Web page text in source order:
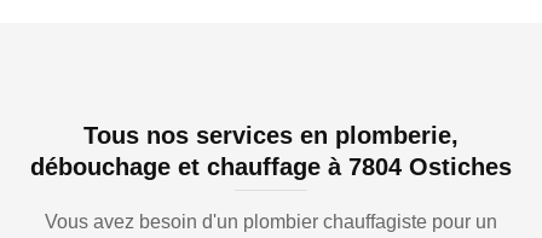
Tous nos services en plomberie,
débouchage et chauffage à 7804 Ostiches
Vous avez besoin d'un plombier chauffagiste pour un